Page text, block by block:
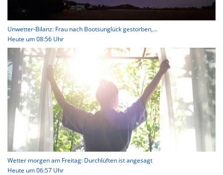
Unwetter-Bilanz: Frau nach Bootsunglück gestorben,...
Heute um 08:56 Uhr
Wetter morgen am Freitag: Durchlüften ist angesagt
Heute um 06:57 Uhr